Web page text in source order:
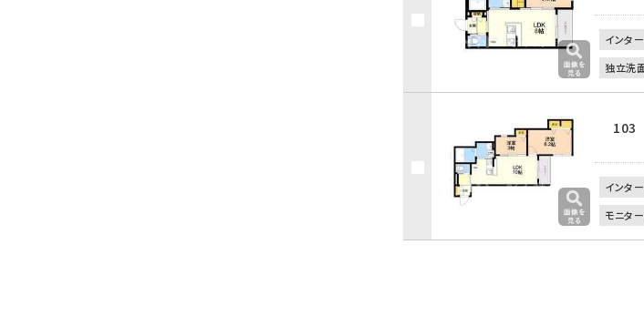
インタ
独立洗
103
インタ
モニタ